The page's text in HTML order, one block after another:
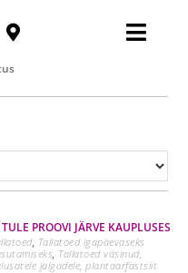
PROOVI JÄRVE KAUPLUSES
, Tallatoed igapäevaseks
Tallatoed väsinud,
jalgadele, plantaarfastsiit